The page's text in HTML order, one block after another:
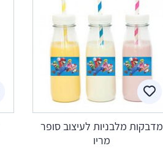
מדבקות מלבניות לעיצוב סופר
מריו